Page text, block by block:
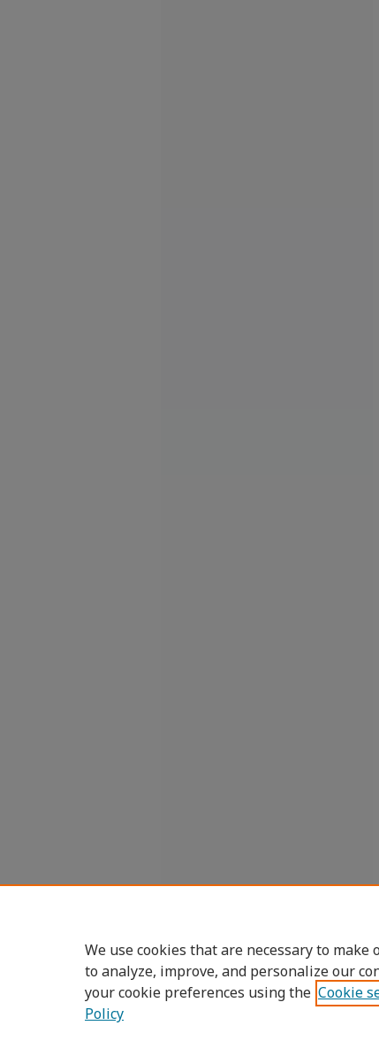
We use cookies that are necessary to
to analyze, improve, and personalize our
your cookie preferences using the Cookie
Policy